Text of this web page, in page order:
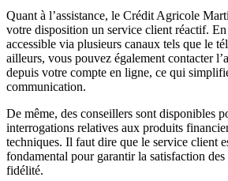
Quant à l’assistance, le Crédit Agricole
votre disposition un service client réactif.
accessible via plusieurs canaux tels que le
ailleurs, vous pouvez également contacter
depuis votre compte en ligne, ce qui
communication.
De même, des conseillers sont disponibles
interrogations relatives aux produits
techniques. Il faut dire que le service client
fondamental pour garantir la satisfaction
fidélité.